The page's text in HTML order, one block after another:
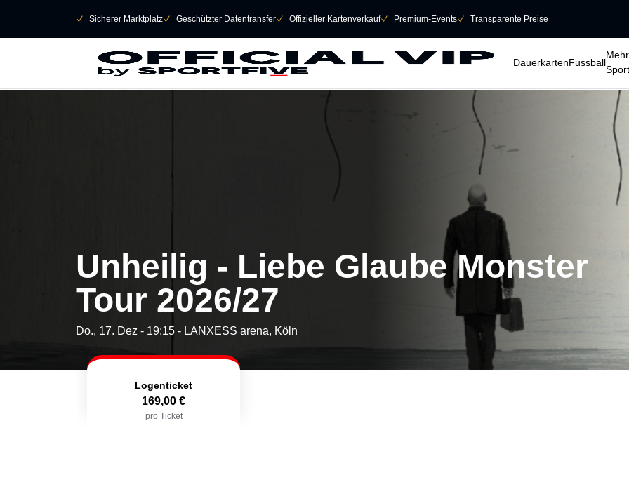
􀆅 Sicherer Marktplatz􀆅 Geschützter Datentransfer􀆅 Offizieller Kartenverkauf􀆅 Premium-Events􀆅 Transparente Preise
DauerkartenFussball
Mehr
Sport
Unheilig - Liebe Glaube Monster
Tour 2026/27
Do., 17. Dez - 19:15 - LANXESS arena, Köln
Logenticket
169,00 €
pro Ticket